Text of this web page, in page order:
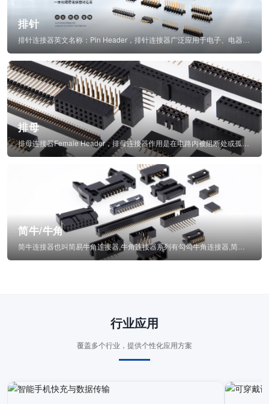
排针
排母
排母连接器Female Header，排母连接器作用是在电路内被阻断处或孤立不通...
简牛/牛角
行业应用
覆盖多个行业，提供个性化应用方案